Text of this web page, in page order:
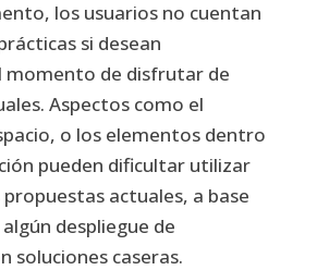
los usuarios no cuentan
si desean
momento de disfrutar de
Aspectos como el
o los elementos dentro
pueden dificultar utilizar
propuestas actuales, a base
despliegue de
soluciones caseras.